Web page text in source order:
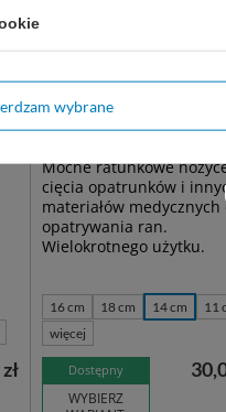
Nożyczki opatrunkowe
LISTER
Mocne ratunkowe
cięcia opatrunków i
materiałów medycznych
opatrywania ran.
Wielokrotnego użytku.
16 cm 18 cm 14 cm
11
więcej
Dostępny
WYBIERZ
wybrane